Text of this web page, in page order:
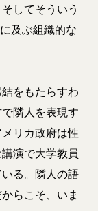
してそういう
及ぶ組織的な
をもたらすわ
隣人を表現す
リカ政府は性
演で大学教員
る。隣人の語
らこそ、いま